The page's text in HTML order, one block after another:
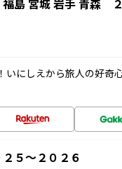
宮城 岩手 青森 ２
いにしえから旅人の好奇
５～２０２６